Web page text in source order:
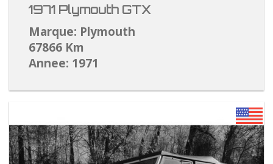
1971 Plymouth GTX
Marque: Plymouth
67866 Km
Annee: 1971